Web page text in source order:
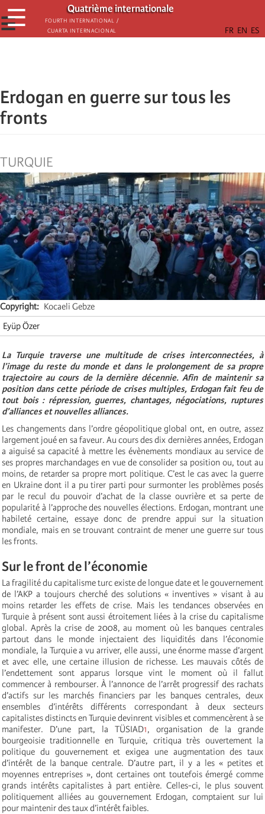
Skip
to
main
Quatrième internationale
Fourth International /
Cuarta Internacional
☰
☰
Erdogan en guerre sur tous les
fronts
TURQUIE
Copyright
Kocaeli Gebze
Eyüp Özer
La Turquie traverse une multitude de crises interconnectées, à
l’image du reste du monde et dans le prolongement de sa propre
trajectoire au cours de la dernière décennie. Afin de maintenir sa
position dans cette période de crises multiples, Erdogan fait feu de
tout bois : répression, guerres, chantages, négociations, ruptures
d’alliances et nouvelles alliances.
Les changements dans l’ordre géopolitique global ont, en outre, assez
largement joué en sa faveur. Au cours des dix dernières années, Erdogan
a aiguisé sa capacité à mettre les évènements mondiaux au service de
ses propres marchandages en vue de consolider sa position ou, tout au
moins, de retarder sa propre mort politique. C’est le cas avec la guerre
en Ukraine dont il a pu tirer parti pour surmonter les problèmes posés
par le recul du pouvoir d’achat de la classe ouvrière et sa perte de
popularité à l’approche des nouvelles élections. Erdogan, montrant une
habileté certaine, essaye donc de prendre appui sur la situation
mondiale, mais en se trouvant contraint de mener une guerre sur tous
les fronts.
Sur le front de l’économie
La fragilité du capitalisme turc existe de longue date et le gouvernement
de l’AKP a toujours cherché des solutions « inventives » visant à au
moins retarder les effets de crise. Mais les tendances observées en
Turquie à présent sont aussi étroitement liées à la crise du capitalisme
global. Après la crise de 2008, au moment où les banques centrales
partout dans le monde injectaient des liquidités dans l’économie
mondiale, la Turquie a vu arriver, elle aussi, une énorme masse d’argent
et avec elle, une certaine illusion de richesse. Les mauvais côtés de
l’endettement sont apparus lorsque vint le moment où il fallut
commencer à rembourser. À l’annonce de l’arrêt progressif des rachats
d’actifs sur les marchés financiers par les banques centrales, deux
ensembles d’intérêts différents correspondant à deux secteurs
capitalistes distincts en Turquie devinrent visibles et commencèrent à se
manifester. D’une part, la TÜSIAD1, organisation de la grande
bourgeoisie traditionnelle en Turquie, critiqua très ouvertement la
politique du gouvernement et exigea une augmentation des taux
d’intérêt de la banque centrale. D’autre part, il y a les « petites et
moyennes entreprises », dont certaines ont toutefois émergé comme
grands intérêts capitalistes à part entière. Celles-ci, le plus souvent
politiquement alliées au gouvernement Erdogan, comptaient sur lui
pour maintenir des taux d’intérêt faibles.